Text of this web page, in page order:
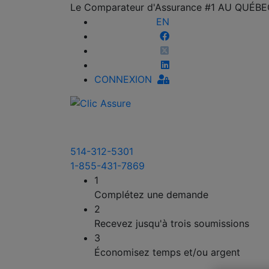
Le Comparateur d'Assurance #1 AU
EN
CONNEXION
514-312-5301
1-855-431-7869
1
Complétez une demande
2
Recevez jusqu'à trois soumissions
3
Économisez temps et/ou argent